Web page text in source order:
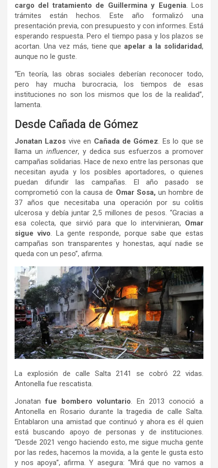
cargo del tratamiento de Guillermina y Eugenia. Los
trámites están hechos. Este año formalizó una
presentación previa, con presupuesto y con informes. Está
esperando respuesta. Pero el tiempo pasa y los plazos se
acortan. Una vez más, tiene queapelar a la solidaridad,
aunque no le guste.
“En teoría, las obras sociales deberían reconocer todo,
pero hay mucha burocracia, los tiempos de esas
instituciones no son los mismos que los de la realidad”,
lamenta.
Desde Cañada de Gómez
Jonatan Lazos vive en Cañada de Gómez. Es lo que se
llama un influencer, y dedica sus esfuerzos a promover
campañas solidarias. Hace de nexo entre las personas que
necesitan ayuda y los posibles aportadores, o quienes
puedan difundir las campañas. El año pasado se
comprometió con la causa de Omar Sosa, un hombre de
37 años que necesitaba una operación por su colitis
ulcerosa y debía juntar 2,5 millones de pesos. “Gracias a
esa colecta, que sirvió para que lo intervinieran, Omar
sigue vivo. La gente responde, porque sabe que estas
campañas son transparentes y honestas, aquí nadie se
queda con un peso”, afirma.
La explosión de calle Salta 2141 se cobró 22 vidas.
Antonella fue rescatista.
Jonatanfue bombero voluntario. En 2013 conoció a
Antonella en Rosario durante la tragedia de calle Salta.
Entablaron una amistad que continuó y ahora es él quien
está buscando apoyo de personas y de instituciones.
“Desde 2021 vengo haciendo esto, me sigue mucha gente
por las redes, hacemos la movida, a la gente le gusta esto
y nos apoya”, afirma. Y asegura: “Mirá que no vamos a